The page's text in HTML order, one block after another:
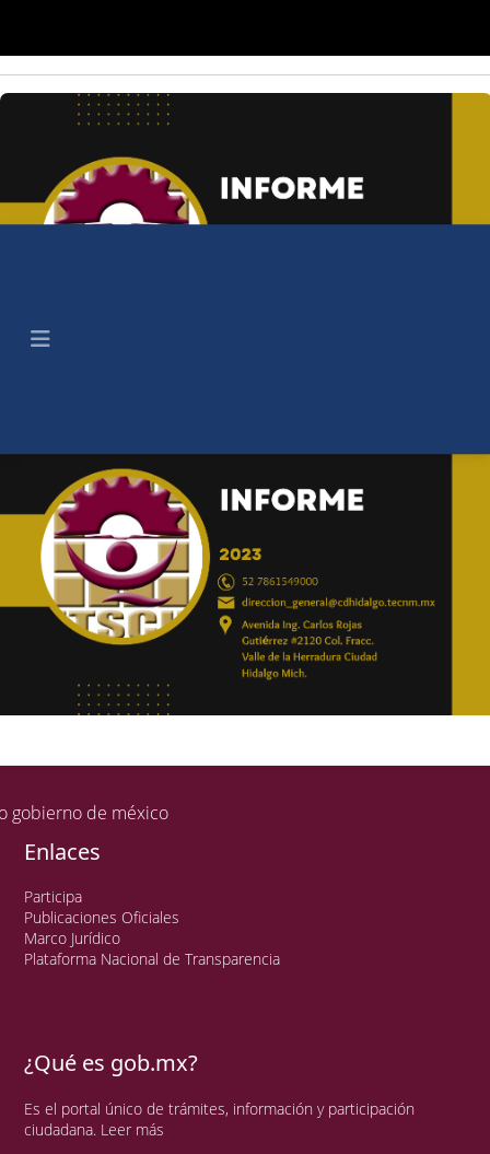
Enlaces
Participa
Publicaciones Oficiales
Marco Jurídico
Plataforma Nacional de Transparencia
¿Qué es gob.mx?
Es el portal único de trámites, información y participación
ciudadana. Leer más